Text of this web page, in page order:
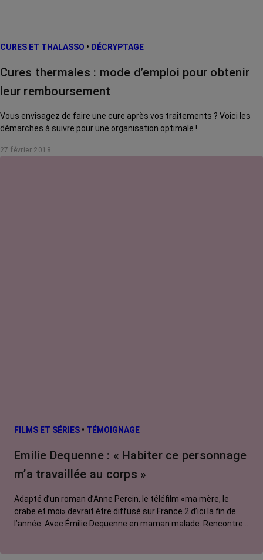
CURES ET THALASSO • DÉCRYPTAGE
Cures thermales : mode d’emploi pour obtenir
leur remboursement
Vous envisagez de faire une cure après vos traitements ? Voici les
démarches à suivre pour une organisation optimale !
27 février 2018
FILMS ET SÉRIES • TÉMOIGNAGE
Emilie Dequenne : « Habiter ce personnage
m’a travaillée au corps »
Adapté d’un roman d’Anne Percin, le téléfilm «ma mère, le
crabe et moi» devrait être diffusé sur France 2 d’ici la fin de
l’année. Avec Émilie Dequenne en maman malade. Rencontre...